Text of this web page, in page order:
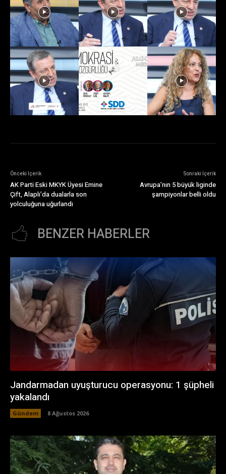
Önceki İçerik
AK Parti Eski MKYK Üyesi Emine
Çift, Alaplı’da dualarla son
yolculuğuna uğurlandı
Sonraki İçerik
Avrupa’nın 5 büyük liginde
şampiyonlar belli oldu
BENZER HABERLER
Jandarmadan uyuşturucu operasyonu: 1 şüpheli
yakalandı
Gündem 8 Ağustos 2026